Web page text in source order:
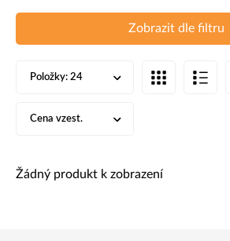
Zobrazit dle filtru
Položky: 24
Cena vzest.
Žádný produkt k zobrazení